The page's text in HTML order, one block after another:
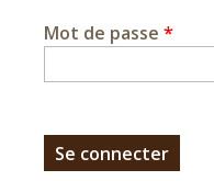
Mot de passe *